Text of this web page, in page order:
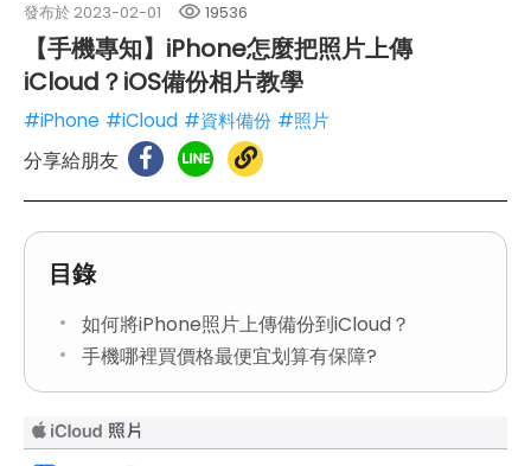
發布於 2023-02-01 19536
【手機專知】iPhone怎麼把照片上傳
iCloud？iOS備份相片教學
#iPhone #iCloud #資料備份 #照片
分享給朋友
目錄
如何將iPhone照片上傳備份到iCloud？
手機哪裡買價格最便宜划算有保障?